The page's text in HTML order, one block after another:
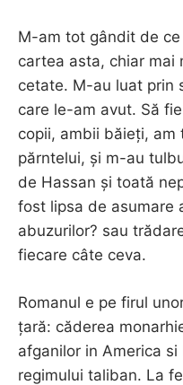
M-am tot gândit de
cartea asta, chiar mai
cetate. M-au luat prin
care le-am avut. Să
copii, ambii băieți,
părntelui, și m-au
de Hassan și toată
fost lipsa de asumare
abuzurilor? sau
fiecare câte ceva.
Romanul e pe firul
țară: căderea
afganilor in America
regimului taliban. La